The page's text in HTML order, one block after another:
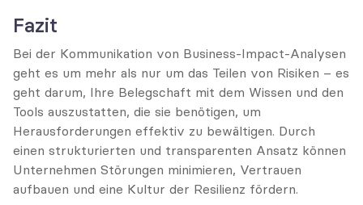
Fazit
Bei der Kommunikation von Business-Impact-Analysen
geht es um mehr als nur um das Teilen von Risiken – es
geht darum, Ihre Belegschaft mit dem Wissen und den
Tools auszustatten, die sie benötigen, um
Herausforderungen effektiv zu bewältigen. Durch
einen strukturierten und transparenten Ansatz können
Unternehmen Störungen minimieren, Vertrauen
aufbauen und eine Kultur der Resilienz fördern.